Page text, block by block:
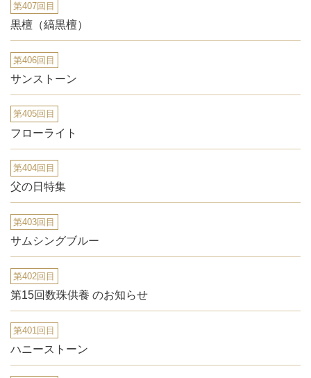
第407回目
黒檀（縞黒檀）
第406回目
サンストーン
第405回目
フローライト
第404回目
父の日特集
第403回目
サムシングブルー
第402回目
第15回数珠供養 のお知らせ
第401回目
ハニーストーン